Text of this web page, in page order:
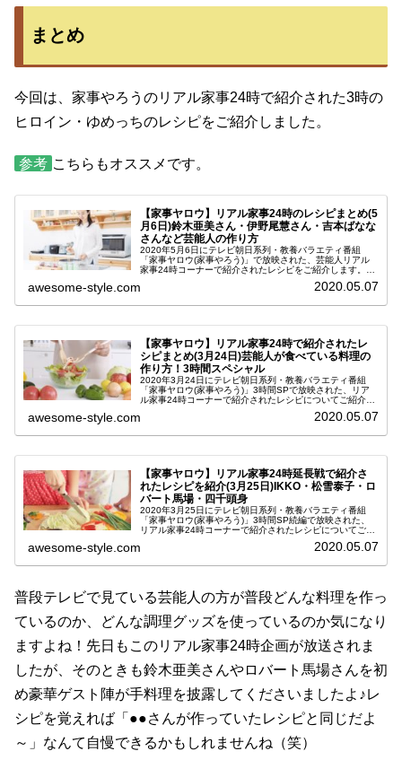
まとめ
今回は、家事やろうのリアル家事24時で紹介された3時の
ヒロイン・ゆめっちのレシピをご紹介しました。
参考 こちらもオススメです。
【家事ヤロウ】リアル家事24時のレシピまとめ(5
月6日)鈴木亜美さん・伊野尾慧さん・吉本ばなな
さんなど芸能人の作り方
2020年5月6日にテレビ朝日系列・教養バラエティ番組
「家事ヤロウ(家事やろう)」で放映された、芸能人リアル
家事24時コーナーで紹介されたレシピをご紹介します。こ
awesome-style.com 2020.05.07
【家事ヤロウ】リアル家事24時で紹介されたレ
シピまとめ(3月24日)芸能人が食べている料理の
作り方！3時間スペシャル
2020年3月24日にテレビ朝日系列・教養バラエティ番組
「家事ヤロウ(家事やろう)」3時間SPで放映された、リア
ル家事24時コーナーで紹介されたレシピについてご紹介し
awesome-style.com 2020.05.07
【家事ヤロウ】リアル家事24時延長戦で紹介さ
れたレシピを紹介(3月25日)IKKO・松雪泰子・ロ
バート馬場・四千頭身
2020年3月25日にテレビ朝日系列・教養バラエティ番組
「家事ヤロウ(家事やろう)」3時間SP続編で放映された、
リアル家事24時コーナーで紹介されたレシピについてご紹
awesome-style.com 2020.05.07
普段テレビで見ている芸能人の方が普段どんな料理を作っ
ているのか、どんな調理グッズを使っているのか気になり
ますよね！先日もこのリアル家事24時企画が放送されま
したが、そのときも鈴木亜美さんやロバート馬場さんを初
め豪華ゲスト陣が手料理を披露してくださいましたよ♪レ
シピを覚えれば「●●さんが作っていたレシピと同じだよ
～」なんて自慢できるかもしれませんね（笑）